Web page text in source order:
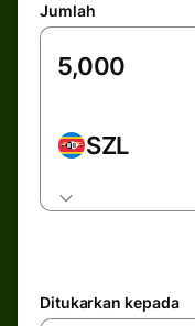
Jumlah
SZL
Ditukarkan kepada